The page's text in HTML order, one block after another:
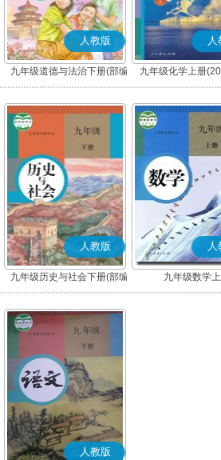
人教版
九年级道德与法治下册(部编
版)
人
九年级化学上册
人教版
九年级历史与社会下册(部编
版)
人
九年级数学
人教版